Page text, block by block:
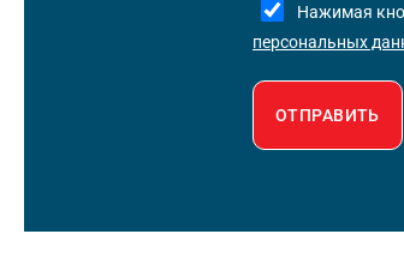
Нажимая
персональных
ОТПРАВИТЬ